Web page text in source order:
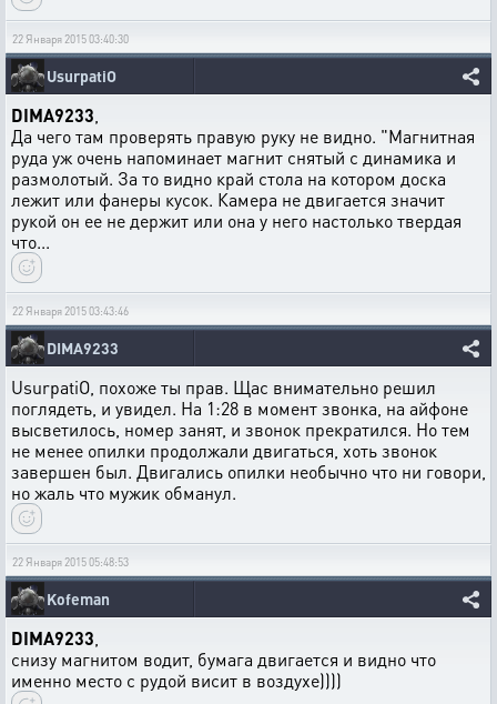
22 Января 2015 03:40:30
UsurpatiO
DIMA9233
Да чего там проверять правую руку не видно. "Магнитная
руда уж очень напоминает магнит снятый с динамика и
размолотый. За то видно край стола на котором доска
лежит или фанеры кусок. Камера не двигается значит
рукой он ее не держит или она у него настолько твердая
что...
22 Января 2015 03:43:46
DIMA9233
UsurpatiO, похоже ты прав. Щас внимательно решил
поглядеть, и увидел. На 1:28 в момент звонка, на айфоне
высветилось, номер занят, и звонок прекратился. Но тем
не менее опилки продолжали двигаться, хоть звонок
завершен был. Двигались опилки необычно что ни говори,
но жаль что мужик обманул.
22 Января 2015 05:48:53
Kofeman
DIMA9233
снизу магнитом водит, бумага двигается и видно что
именно место с рудой висит в воздухе))))